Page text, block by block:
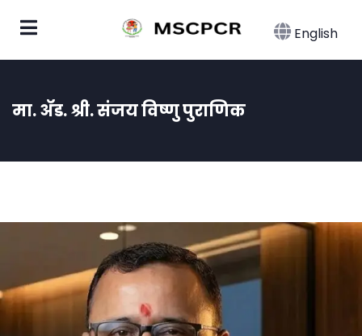
English
मा. ॲड. श्री. संजय विष्णु पुराणिक